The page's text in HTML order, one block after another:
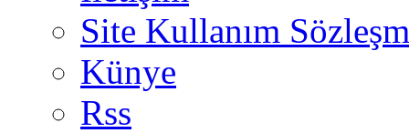
Site Kullanım
Künye
Rss